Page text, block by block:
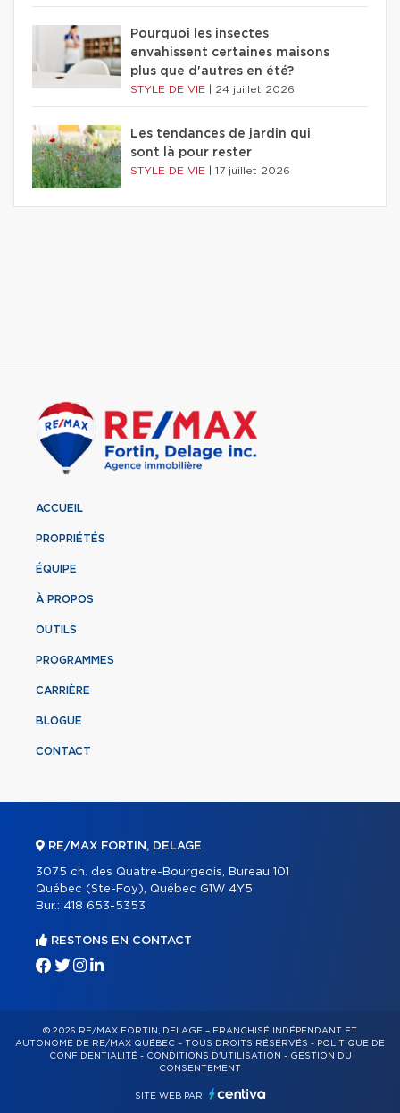
Pourquoi les insectes
envahissent certaines maisons
plus que d'autres en été?
STYLE DE VIE 24 juillet 2026
Les tendances de jardin qui
sont là pour rester
STYLE DE VIE 17 juillet 2026
ACCUEIL
PROPRIÉTÉS
ÉQUIPE
À PROPOS
OUTILS
PROGRAMMES
CARRIÈRE
BLOGUE
CONTACT
RE/MAX FORTIN, DELAGE
3075 ch. des Quatre-Bourgeois, Bureau 101
Québec (Ste-Foy), Québec G1W 4Y5
Bur.: 418 653-5353
RESTONS EN CONTACT
© 2026 RE/MAX FORTIN, DELAGE – FRANCHISÉ INDÉPENDANT ET
AUTONOME DE RE/MAX QUÉBEC – TOUS DROITS RÉSERVÉS - POLITIQUE DE
CONFIDENTIALITÉ- CONDITIONS D'UTILISATION - GESTION DU
CONSENTEMENT
SITE WEB PAR